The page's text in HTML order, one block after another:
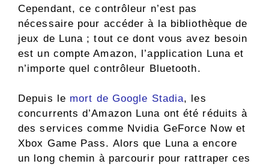
Cependant, ce contrôleur n’est pas
nécessaire pour accéder à la bibliothèque de
jeux de Luna ; tout ce dont vous avez besoin
est un compte Amazon, l’application Luna et
n’importe quel contrôleur Bluetooth.
Depuis le mort de Google Stadia, les
concurrents d’Amazon Luna ont été réduits à
des services comme Nvidia GeForce Now et
Xbox Game Pass. Alors que Luna a encore
un long chemin à parcourir pour rattraper ces